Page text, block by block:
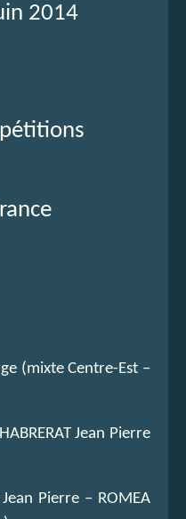
2014
(mixte Centre-Est –
Jean Pierre
Jean Pierre – ROMEA